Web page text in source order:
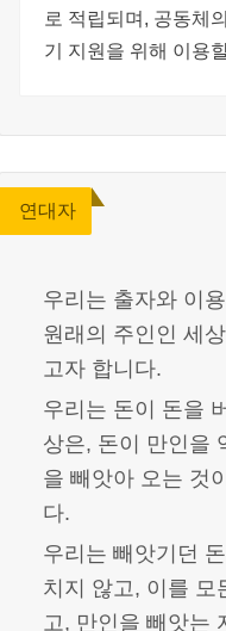
로 적립되며, 공동체
기 지원을 위해 이용
연대자
우리는 출자와 이
원래의 주인인 세
고자 합니다.
우리는 돈이 돈을
상은, 돈이 만인을
을 빼앗아 오는 것
다.
우리는 빼앗기던
치지 않고, 이를 모
고, 만인을 빼앗는